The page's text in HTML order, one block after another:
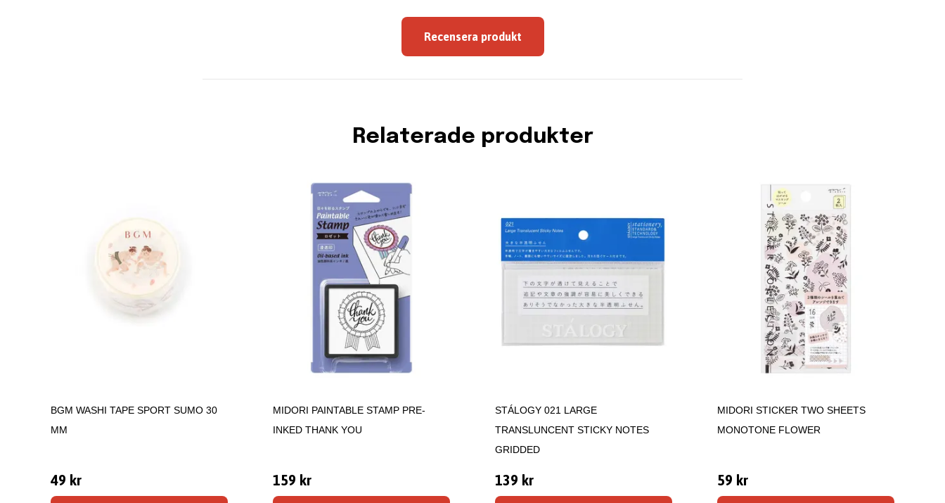
Recensera produkt
Relaterade produkter
BGM WASHI TAPE SPORT SUMO 30
MM
49 kr
MIDORI PAINTABLE STAMP PRE-
INKED THANK YOU
159 kr
STÁLOGY 021 LARGE
TRANSLUNCENT STICKY NOTES
GRIDDED
139 kr
MIDORI STICKER TWO SHEETS
MONOTONE FLOWER
59 kr